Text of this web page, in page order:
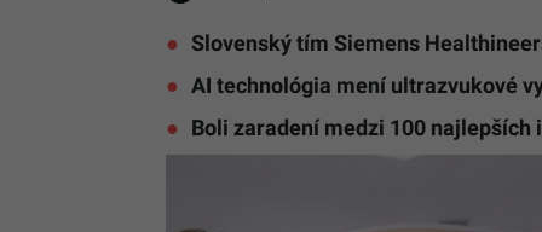
Slovenský tím Siemens
AI technológia mení ultrazvukové
Boli zaradení medzi 100 najlepších